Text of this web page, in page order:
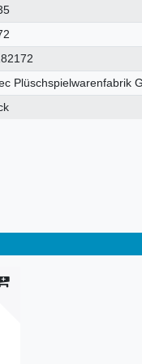
Plüschspielwarenfabrik